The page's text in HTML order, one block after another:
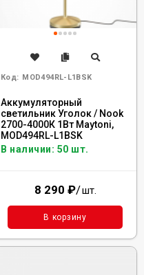
Код: MOD494RL-L1BSK
Аккумуляторный
светильник Уголок / Nook
2700-4000К 1Вт Maytoni,
MOD494RL-L1BSK
В наличии: 50 шт.
8 290 ₽/шт.
В корзину